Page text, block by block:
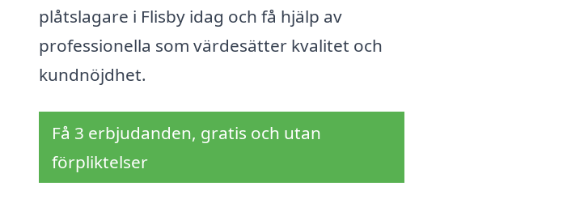
plåtslagare i Flisby idag och få hjälp av
professionella som värdesätter kvalitet och
kundnöjdhet.
Få 3 erbjudanden, gratis och utan
förpliktelser